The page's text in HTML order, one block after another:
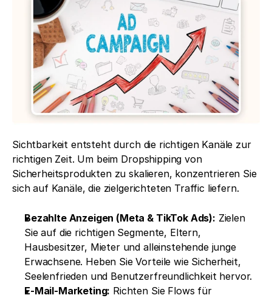
Sichtbarkeit entsteht durch die richtigen Kanäle zur
richtigen Zeit. Um beim Dropshipping von
Sicherheitsprodukten zu skalieren, konzentrieren Sie
sich auf Kanäle, die zielgerichteten Traffic liefern.
Bezahlte Anzeigen (Meta & TikTok Ads): Zielen
Sie auf die richtigen Segmente, Eltern,
Hausbesitzer, Mieter und alleinstehende junge
Erwachsene. Heben Sie Vorteile wie Sicherheit,
Seelenfrieden und Benutzerfreundlichkeit hervor.
E-Mail-Marketing: Richten Sie Flows für